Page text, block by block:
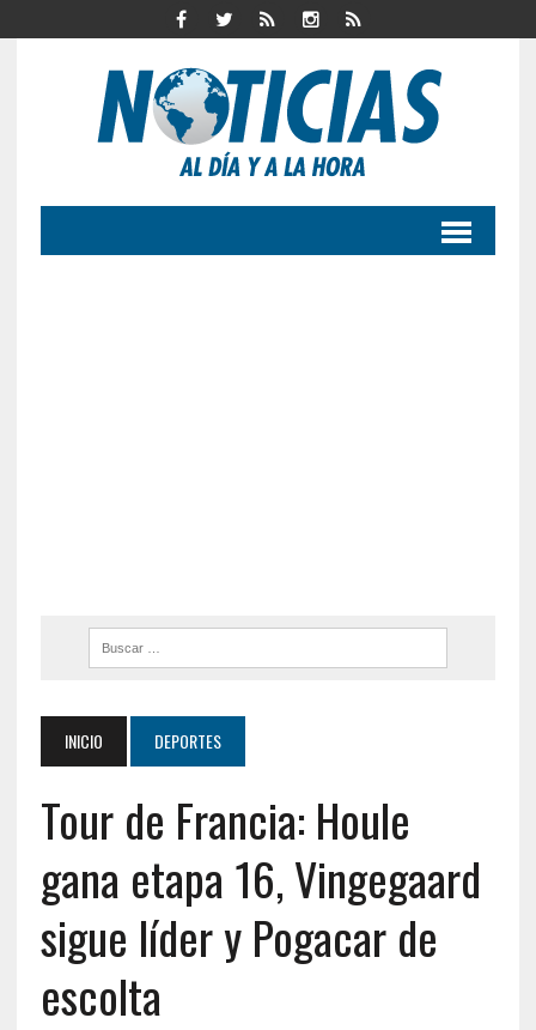
INICIO DEPORTES
Tour de Francia: Houle
gana etapa 16, Vingegaard
sigue líder y Pogacar de
escolta